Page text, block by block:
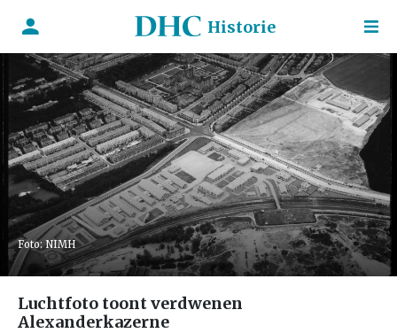
Historie
Foto: NIMH
Luchtfoto toont verdwenen
Alexanderkazerne